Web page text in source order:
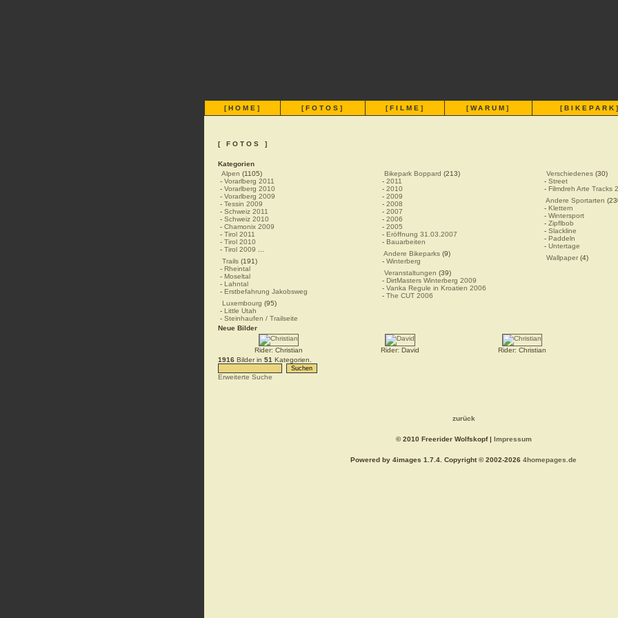
[HOME ] [FOTOS ] [FILME ] [WARUM ] [BIKEPARK ]
[ FOTOS ]
Kategorien
Alpen (1105)
- Vorarlberg 2011
- Vorarlberg 2010
- Vorarlberg 2009
- Tessin 2009
- Schweiz 2011
- Schweiz 2010
- Chamonix 2009
- Tirol 2011
- Tirol 2010
- Tirol 2009 ...
Trails (191)
- Rheintal
- Moseltal
- Lahntal
- Erstbefahrung Jakobsweg
Luxembourg (95)
- Little Utah
- Steinhaufen / Trailseite
Bikepark Boppard (213)
- 2011
- 2010
- 2009
- 2008
- 2007
- 2006
- 2005
- Eröffnung 31.03.2007
- Bauarbeiten
Andere Bikeparks (9)
- Winterberg
Veranstaltungen (39)
- DirtMasters Winterberg 2009
- Vanka Regule in Kroatien 2006
- The CUT 2006
Verschiedenes (30)
- Street
- Filmdreh Arte Tracks
Andere Sportarten
- Klettern
- Wintersport
- Zipflbob
- Slackline
- Paddeln
- Untertage
Wallpaper (4)
Neue Bilder
Rider: Christian Rider: David Rider: Christian
1916 Bilder in 51 Kategorien.
Erweiterte Suche
zurück
© 2010 Freerider Wolfskopf | Impressum
Powered by 4images 1.7.4. Copyright © 2002-2026 4homepages.de